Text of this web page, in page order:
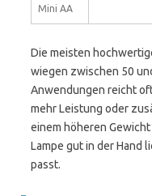
Mini AA
Die meisten
wiegen zwischen 50
Anwendungen reicht
mehr Leistung oder
einem höheren
Lampe gut in der Hand
passt.